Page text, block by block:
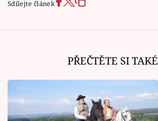
Sdílejte článek
PŘEČTĚTE SI TAKÉ